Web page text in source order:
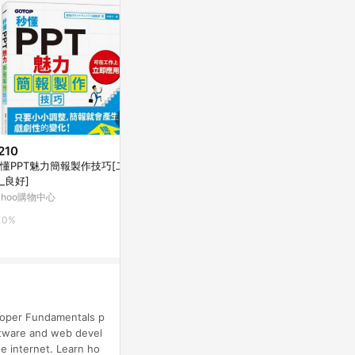
PPT魅力簡報製作技巧[二手
良好]
購物中心
0%
Fundamentals p
and web devel
internet. Learn ho